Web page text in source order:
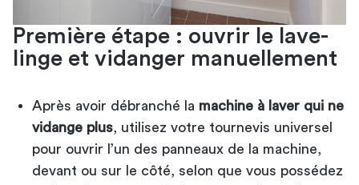
Première étape : ouvrir le lave-
linge et vidanger manuellement
Après avoir débranché la machine à laver qui ne
vidange plus , utilisez votre tournevis universel
pour ouvrir l’un des panneaux de la machine,
devant ou sur le côté, selon que vous possédez